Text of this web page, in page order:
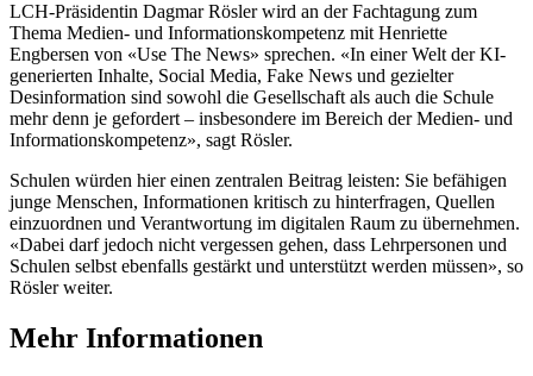
LCH-Präsidentin Dagmar Rösler wird an der Fachtagung zum
Thema Medien- und Informationskompetenz mit Henriette
Engbersen von «Use The News» sprechen. «In einer Welt der KI-
generierten Inhalte, Social Media, Fake News und gezielter
Desinformation sind sowohl die Gesellschaft als auch die Schule
mehr denn je gefordert – insbesondere im Bereich der Medien- und
Informationskompetenz», sagt Rösler.
Schulen würden hier einen zentralen Beitrag leisten: Sie befähigen
junge Menschen, Informationen kritisch zu hinterfragen, Quellen
einzuordnen und Verantwortung im digitalen Raum zu übernehmen.
«Dabei darf jedoch nicht vergessen gehen, dass Lehrpersonen und
Schulen selbst ebenfalls gestärkt und unterstützt werden müssen», so
Rösler weiter.
Mehr Informationen